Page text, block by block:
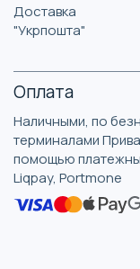
Доставка
"Укрпошта"
Оплата
Наличными, по
терминалами
помощью
Liqpay, Portmone